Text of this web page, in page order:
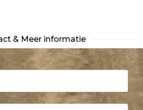
& Meer informatie